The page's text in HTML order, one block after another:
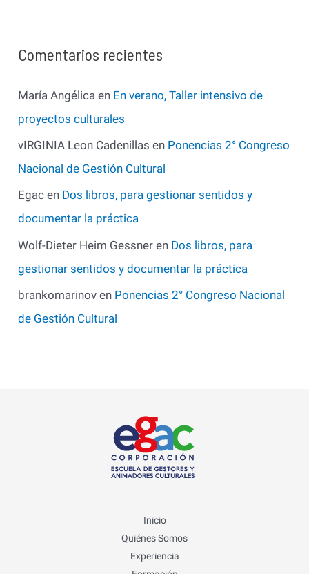
Comentarios recientes
María Angélica en En verano, Taller intensivo de
proyectos culturales
vIRGINIA Leon Cadenillas en Ponencias 2° Congreso
Nacional de Gestión Cultural
Egac en Dos libros, para gestionar sentidos y
documentar la práctica
Wolf-Dieter Heim Gessner en Dos libros, para
gestionar sentidos y documentar la práctica
brankomarinov en Ponencias 2° Congreso Nacional
de Gestión Cultural
Inicio
Quiénes Somos
Experiencia